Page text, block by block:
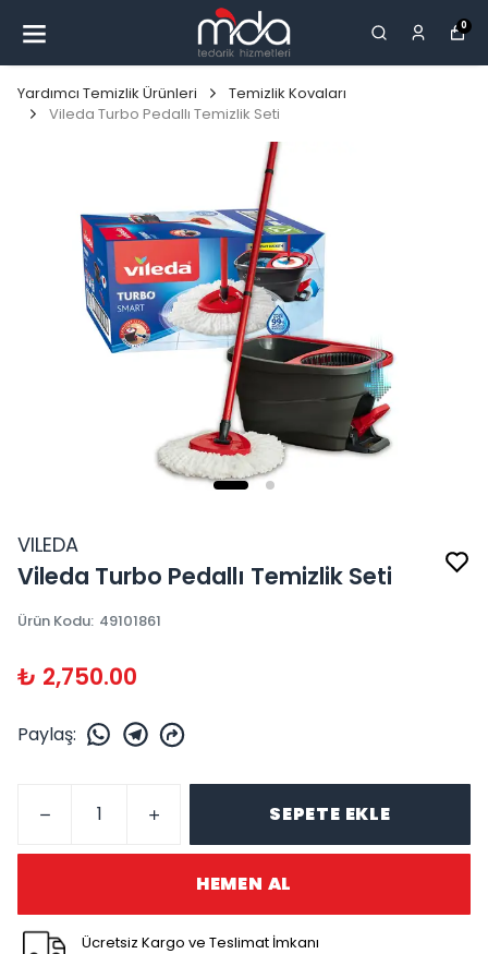
0
Yardımcı Temizlik Ürünleri
Temizlik Kovaları
Vileda Turbo Pedallı Temizlik Seti
VILEDA
Vileda Turbo Pedallı Temizlik Seti
Ürün Kodu: 49101861
₺ 2,750.00
Paylaş:
SEPETE EKLE
HEMEN AL
Ücretsiz Kargo ve Teslimat İmkanı